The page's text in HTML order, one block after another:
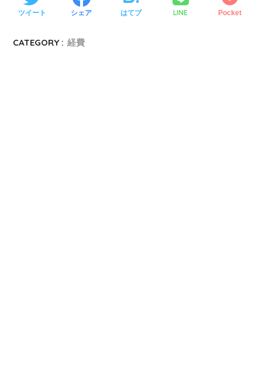
ツイート シェア はてブ LINE Pocket
CATEGORY : 経費